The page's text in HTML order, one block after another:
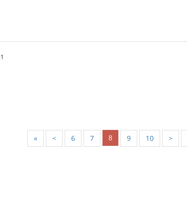
« < 6 7 8 9 10 >